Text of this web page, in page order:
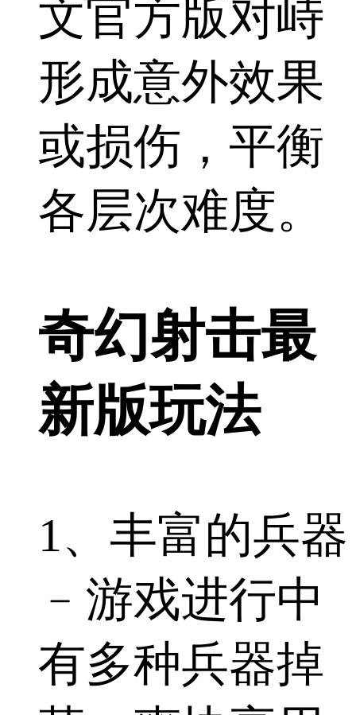
文官方版对峙
形成意外效果
或损伤，平衡
各层次难度。
奇幻射击最
新版玩法
1、丰富的兵器
﹣游戏进行中
有多种兵器掉